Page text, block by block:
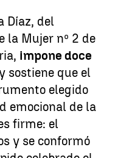
Díaz, del
la Mujer nº 2 de
impone doce
y sostiene que el
elegido
emocional de la
firme: el
y se conformó